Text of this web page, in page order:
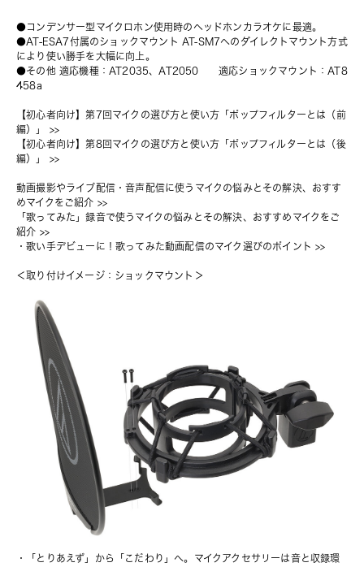
●コンデンサー型マイクロホン使用時のヘッドホンカラオケに最適。
●AT-ESA7付属のショックマウント AT-SM7へのダイレクトマウント方式
により使い勝手を大幅に向上。
●その他 適応機種： AT2035、AT2050 適応ショックマウント：AT8
458a
【初心者向け】第7回マイクの選び方と使い方「ポップフィルターとは（前
編）」
>>
【初心者向け】第8回マイクの選び方と使い方「ポップフィルターとは（後
編）」
>>
動画撮影やライブ配信・音声配信に使うマイクの悩みとその解決、おすす
めマイクをご紹介 >>
「歌ってみた」録音で使うマイクの悩みとその解決、おすすめマイクをご
紹介 >>
・歌い手デビューに！歌ってみた動画配信のマイク選びのポイント >>
＜取り付けイメージ：ショックマウント＞
・
「とりあえず」から「こだわり」へ。マイクアクセサリーは音と収録環